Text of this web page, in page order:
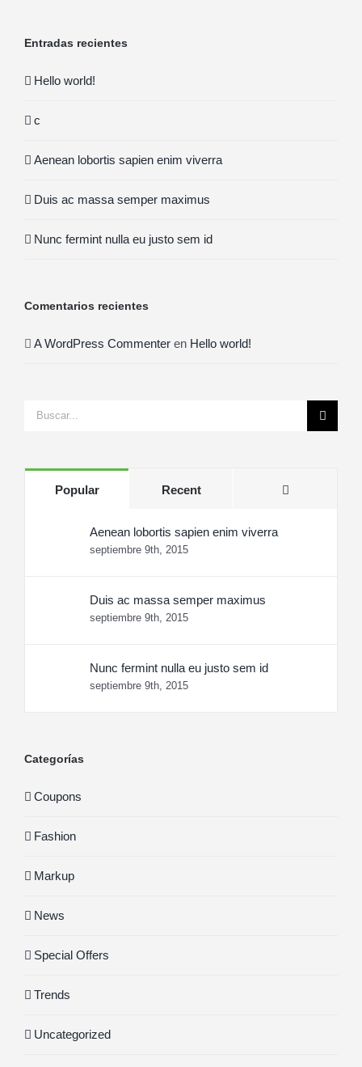
Entradas recientes
Hello world!
c
Aenean lobortis sapien enim viverra
Duis ac massa semper maximus
Nunc fermint nulla eu justo sem id
Comentarios recientes
A WordPress Commenter en Hello world!
Search
Popular Recent Comments
Aenean lobortis sapien enim viverra
septiembre 9th, 2015
Duis ac massa semper maximus
septiembre 9th, 2015
Nunc fermint nulla eu justo sem id
septiembre 9th, 2015
Categorías
Coupons
Fashion
Markup
News
Special Offers
Trends
Uncategorized